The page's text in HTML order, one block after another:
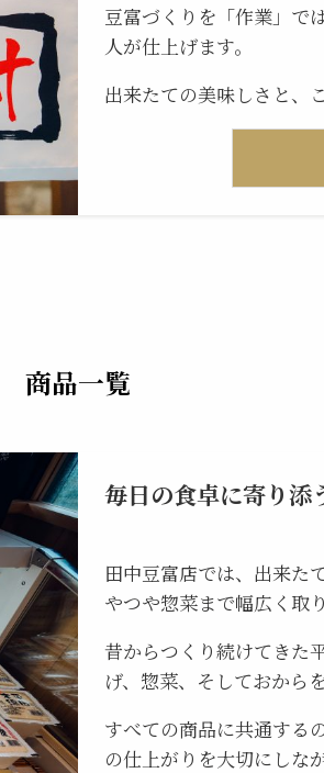
豆富づくりを「作業」で
人が仕上げます。
出来たての美味しさと、
商品一覧
毎日の食卓に寄り添
田中豆富店では、出来た
やつや惣菜まで幅広く取
昔からつくり続けてきた
げ、惣菜、そしておから
すべての商品に共通する
の仕上がりを大切にしな